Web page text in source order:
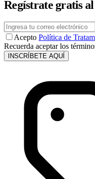
Regístrate gratis
Acepto Política de
Recuerda aceptar los
INSCRÍBETE AQUÍ